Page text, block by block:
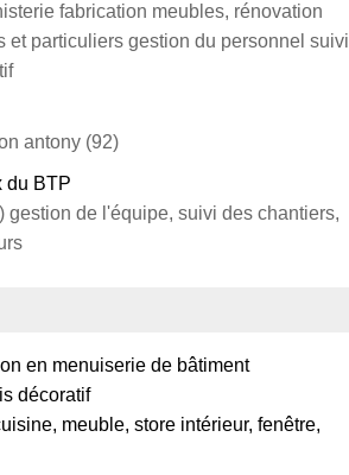
fabrication meubles, rénovation
particuliers gestion du personnel suivi
antony (92)
du BTP
de l'équipe, suivi des chantiers,
en menuiserie de bâtiment
décoratif
meuble, store intérieur, fenêtre,